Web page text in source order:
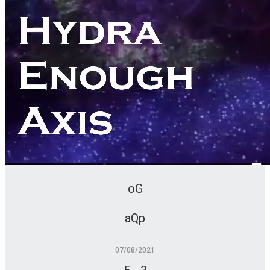
oG
aQp
07/08/2021